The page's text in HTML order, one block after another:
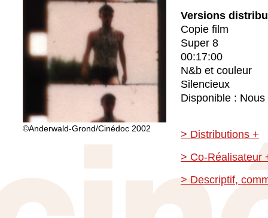
©Anderwald-Grond/Cinédoc 2002
Versions
Copie film
Super 8
00:17:00
N&b et couleur
Silencieux
Disponible :
> Distributions +
> Co-Réalisateur
> Descriptif,